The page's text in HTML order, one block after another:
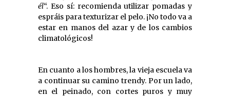
él“. Eso sí: recomienda utilizar pomadas y
espráis para texturizar el pelo. ¡No todo va a
estar en manos del azar y de los cambios
climatológicos!
En cuanto a los hombres, la vieja escuela va
a continuar su camino trendy. Por un lado,
en el peinado, con cortes puros y muy